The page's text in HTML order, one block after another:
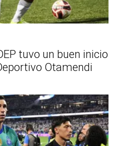
tuvo un buen inicio
Otamendi